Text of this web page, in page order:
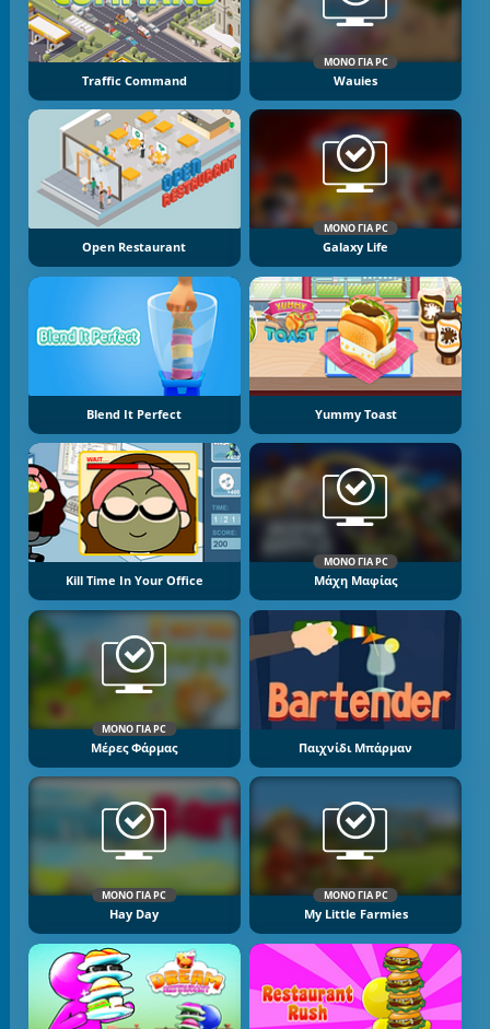
Traffic Command
ΜΌΝΟ ΓΙΑ PC
Wauies
Open Restaurant
ΜΌΝΟ ΓΙΑ PC
Galaxy Life
Blend It Perfect Yummy Toast
Kill Time In Your Office
ΜΌΝΟ ΓΙΑ PC
Μάχη Μαφίας
ΜΌΝΟ ΓΙΑ PC
Μέρες Φάρμας Παιχνίδι Μπάρμαν
ΜΌΝΟ ΓΙΑ PC
Hay Day
ΜΌΝΟ ΓΙΑ PC
My Little Farmies